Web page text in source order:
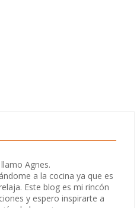
Agnes.
a la cocina ya que es
Este blog es mi rincón
y espero inspirarte a